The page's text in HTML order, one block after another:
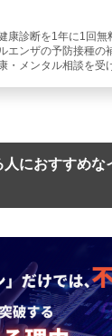
康診断を1年に1回無
エンザの予防接種の
・メンタル相談を受
におすすめな